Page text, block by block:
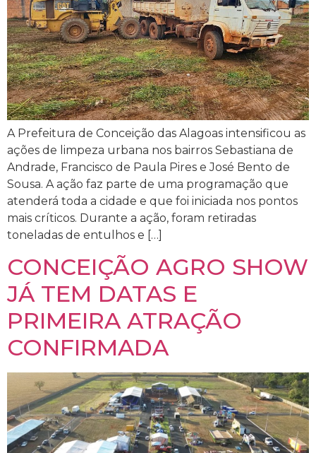
A Prefeitura de Conceição das Alagoas intensificou as
ações de limpeza urbana nos bairros Sebastiana de
Andrade, Francisco de Paula Pires e José Bento de
Sousa. A ação faz parte de uma programação que
atenderá toda a cidade e que foi iniciada nos pontos
mais críticos. Durante a ação, foram retiradas
toneladas de entulhos e […]
CONCEIÇÃO AGRO SHOW
JÁ TEM DATAS E
PRIMEIRA ATRAÇÃO
CONFIRMADA